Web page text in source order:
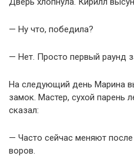
— Ну что, победила?
— Нет. Просто первый раунд
На следующий день Марина
замок. Мастер, сухой парень
сказал:
— Часто сейчас меняют
воров.